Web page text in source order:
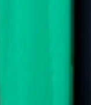
a été une
facilité la